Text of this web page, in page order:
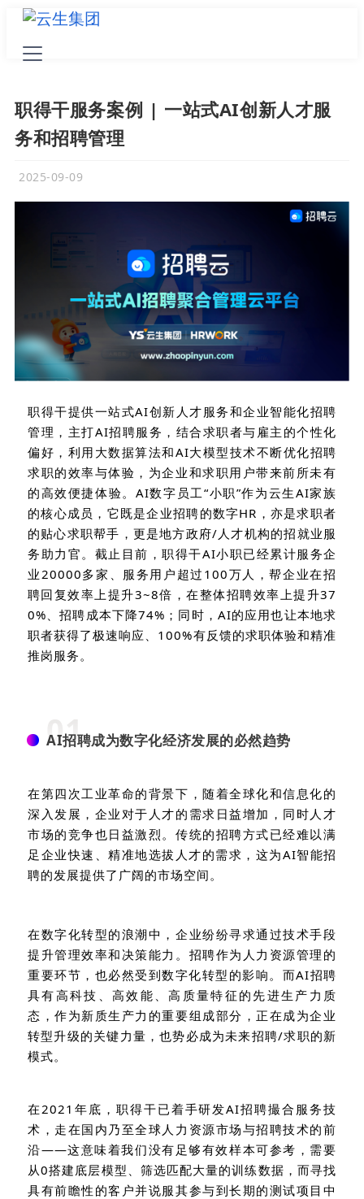
职得干服务案例 | 一站式AI创新人才服
务和招聘管理
2025-09-09
职得干提供一站式AI创新人才服务和企业智能化招聘
管理，主打AI招聘服务，结合求职者与雇主的个性化
偏好，利用大数据算法和AI大模型技术不断优化招聘
求职的效率与体验，为企业和求职用户带来前所未有
的高效便捷体验。 AI数字员工“小职”作为云生AI家族
的核心成员，它既是企业招聘的数字HR ，亦是求职者
的贴心求职帮手，更是地方政府/ 人才机构的招就业服
务助力官。截止目前，职得干AI小职已经累计服务企
业 20000多家、服务用户超过 100万人，帮企业在招
聘回复效率上提升3~8倍，在整体招聘效率上提升37
0% 、招聘成本下降74% ；同时， AI的应用也让本地求
职者获得了极速响应、 100%有反馈的求职体验和精准
推岗服务。
01
AI招聘成为数字化经济发展的必然趋势
在第四次工业革命的背景下，随着全球化和信息化的
深入发展，企业对于人才的需求日益增加，同时人才
市场的竞争也日益激烈。传统的招聘方式已经难以满
足企业快速、精准地选拔人才的需求，这为AI智能招
聘的发展提供了广阔的市场空间。
在数字化转型的浪潮中，企业纷纷寻求通过技术手段
提升管理效率和决策能力。招聘作为人力资源管理的
重要环节，也必然受到数字化转型的影响。而AI招聘
具有高科技、高效能、高质量特征的先进生产力质
态，作为新质生产力的重要组成部分，正在成为企业
转型升级的关键力量，也势必成为未来招聘/求职的新
模式。
在 2021 年底，职得干已着手研发AI招聘撮合服务技
术，走在国内乃至全球人力资源市场与招聘技术的前
沿——这意味着我们没有足够有效样本可参考，需要
从0搭建底层模型、筛选匹配大量的训练数据，而寻找
具有前瞻性的客户并说服其参与到长期的测试项目中